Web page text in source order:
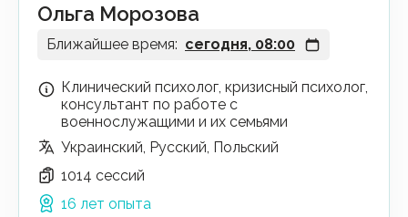
Ольга Морозова
Ближайшее время: сегодня, 08:00
Клинический психолог, кризисный психолог,
консультант по работе с
военнослужащими и их семьями
Украинский, Русский, Польский
1014 сессий
16 лет опыта